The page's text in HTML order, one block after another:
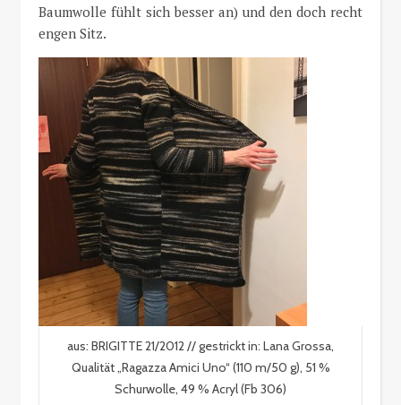
Baumwolle fühlt sich besser an) und den doch recht
engen Sitz.
aus: BRIGITTE 21/2012 // gestrickt in: Lana Grossa,
Qualität „Ragazza Amici Uno“ (110 m/50 g), 51 %
Schurwolle, 49 % Acryl (Fb 306)